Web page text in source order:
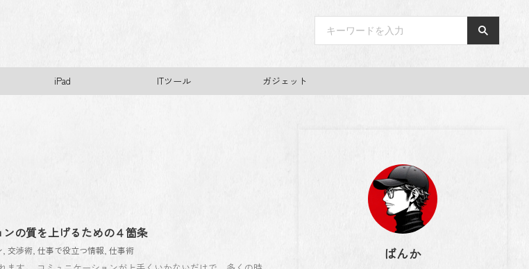
iPad ITツール ガジェット
の質を上げるための４箇条
交渉術 仕事で役立つ情報 仕事術 ばんか